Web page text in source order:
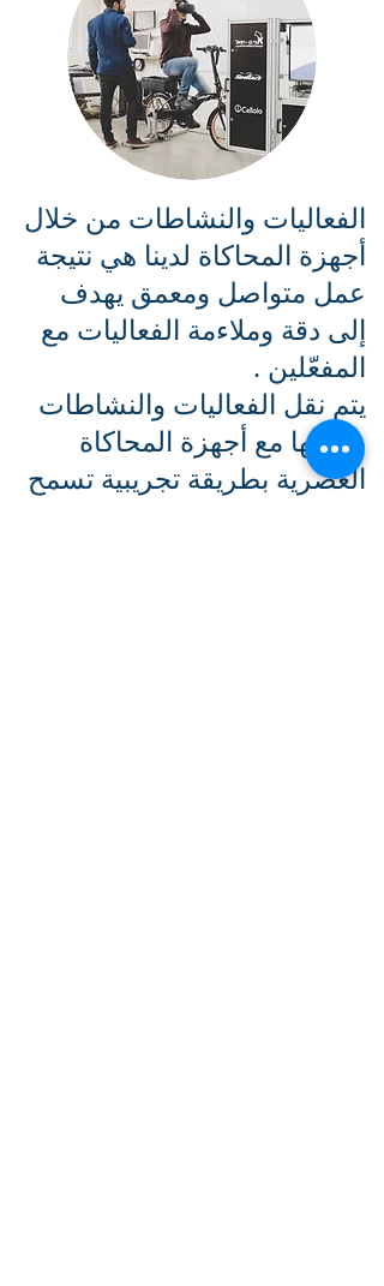
الفعاليات والنشاطات من خلال
أجهزة المحاكاة لدينا هي نتيجة
عمل متواصل ومعمق يهدف
إلى دقة وملاءمة الفعاليات مع
المفعّلين .
يتم نقل الفعاليات والنشاطات
بدمجها مع أجهزة المحاكاة
العصرية بطريقة تجريبية تسمح